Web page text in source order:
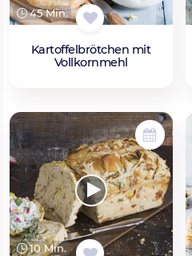
45 Min.
Kartoffelbrötchen mit
Vollkornmehl
10 Min.